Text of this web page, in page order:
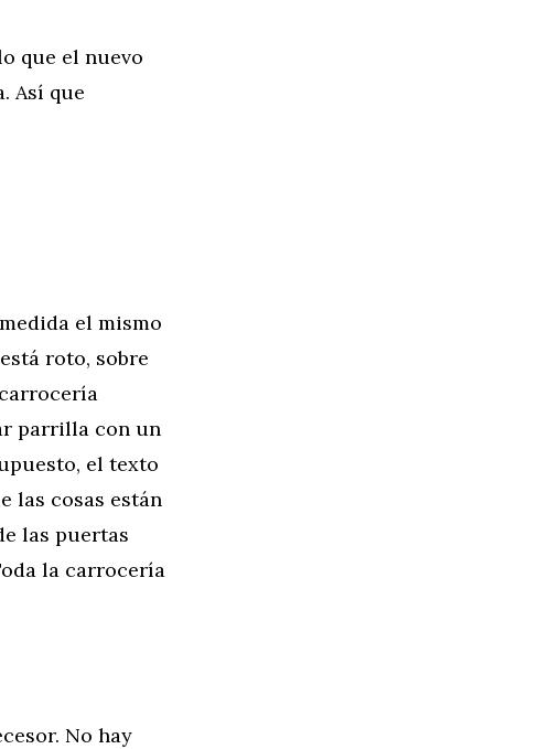
que el nuevo
Así que
el mismo
roto, sobre
parrilla con un
el texto
las cosas están
las puertas
la carrocería
No hay